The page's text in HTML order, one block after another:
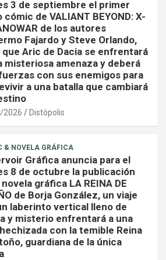
3 de septiembre el primer
cómic de VALIANT BEYOND: X-
de los autores
Fajardo y Steve Orlando,
que Aric de Dacia se enfrentará
misteriosa amenaza y deberá
con sus enemigos para
a una batalla que cambiará
2026 Distópolis
& NOVELA GRÁFICA
Gráfica anuncia para el
8 de octubre la publicación
gráfica LA REINA DE
de Borja González, un viaje
laberinto vertical lleno de
y misterio enfrentará a una
con la temible Reina
guardiana de la única